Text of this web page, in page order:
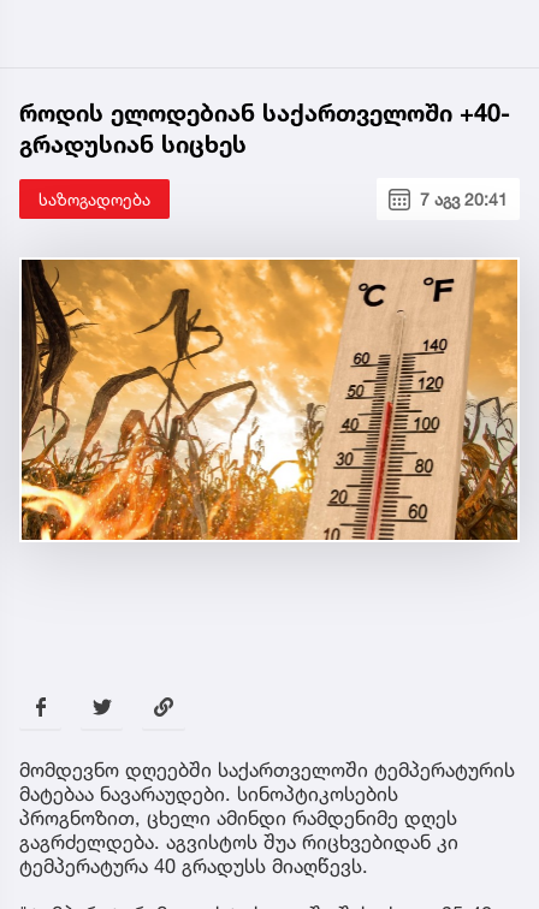
როდის ელოდებიან საქართველოში +40-
გრადუსიან სიცხეს
საზოგადოება 7 აგვ 20:41
მომდევნო დღეებში საქართველოში ტემპერატურის
მატებაა ნავარაუდები. სინოპტიკოსების
პროგნოზით, ცხელი ამინდი რამდენიმე დღეს
გაგრძელდება. აგვისტოს შუა რიცხვებიდან კი
ტემპერატურა 40 გრადუსს მიაღწევს.